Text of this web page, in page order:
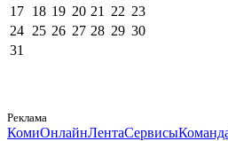
17 18 19 20 21 22 23
24 25 26 27 28 29 30
31
Реклама
КомиОнлайнЛентаСервисы